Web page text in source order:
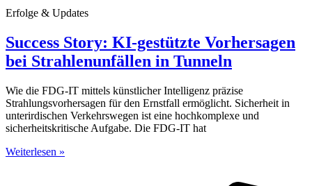
Erfolge & Updates
Success Story: KI-gestützte Vorhersagen
bei Strahlenunfällen in Tunneln
Wie die FDG-IT mittels künstlicher Intelligenz präzise
Strahlungsvorhersagen für den Ernstfall ermöglicht. Sicherheit in
unterirdischen Verkehrswegen ist eine hochkomplexe und
sicherheitskritische Aufgabe. Die FDG-IT hat
Weiterlesen »